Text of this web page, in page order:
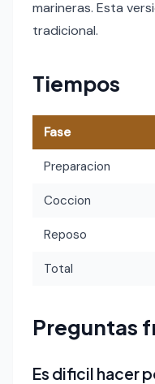
marineras. Esta
tradicional.
Tiempos
Fase
Preparacion
Coccion
Reposo
Total
Preguntas
Es dificil hacer